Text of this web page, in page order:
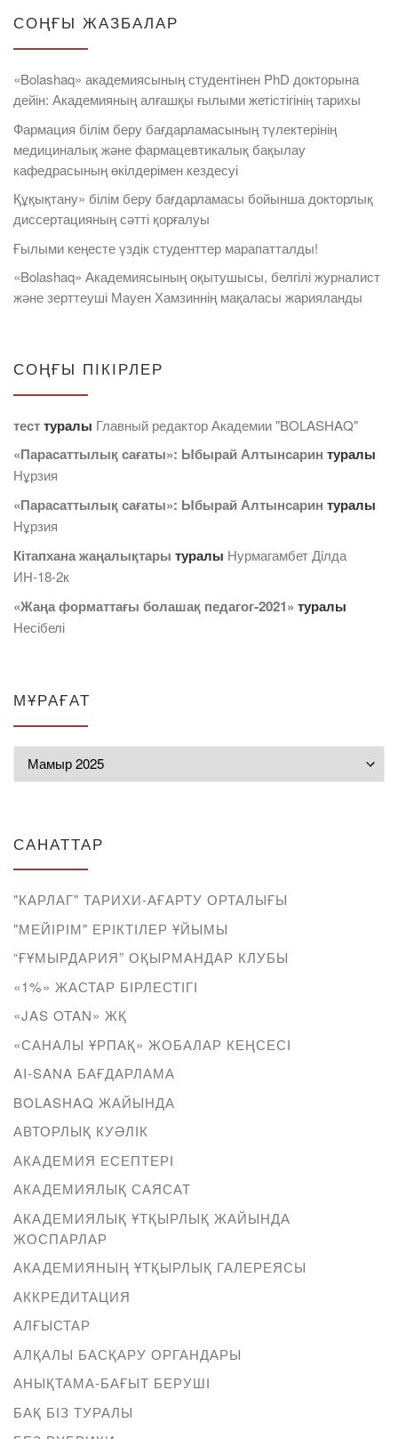
СОҢҒЫ ЖАЗБАЛАР
«Bolashaq» академиясының студентінен PhD докторына
дейін: Академияның алғашқы ғылыми жетістігінің тарихы
Фармация білім беру бағдарламасының түлектерінің
медициналық және фармацевтикалық бақылау
кафедрасының өкілдерімен кездесуі
Құқықтану» білім беру бағдарламасы бойынша докторлық
диссертацияның сәтті қорғалуы
Ғылыми кеңесте үздік студенттер марапатталды!
«Bolashaq» Академиясының оқытушысы, белгілі журналист
және зерттеуші Мауен Хамзиннің мақаласы жарияланды
СОҢҒЫ ПІКІРЛЕР
тесттуралы Главный редактор Академии "BOLASHAQ"
«Парасаттылық сағаты»: Ыбырай Алтынсарин туралы
Нұрзия
«Парасаттылық сағаты»: Ыбырай Алтынсарин туралы
Нұрзия
Кітапхана жаңалықтары туралы Нурмагамбет Дiлда
ИН-18-2к
«Жаңа форматтағы болашақ педагог-2021» туралы
Несібелі
МҰРАҒАТ
САНАТТАР
"КАРЛАГ" ТАРИХИ-АҒАРТУ ОРТАЛЫҒЫ
"МЕЙІРІМ" ЕРІКТІЛЕР ҰЙЫМЫ
“ҒҰМЫРДАРИЯ” ОҚЫРМАНДАР КЛУБЫ
«1%» ЖАСТАР БІРЛЕСТІГІ
«JAS OTAN» ЖҚ
«САНАЛЫ ҰРПАҚ» ЖОБАЛАР КЕҢСЕСІ
AI-SANA БАҒДАРЛАМА
BOLASHAQ ЖАЙЫНДА
АВТОРЛЫҚ КУӘЛІК
АКАДЕМИЯ ЕСЕПТЕРІ
АКАДЕМИЯЛЫҚ САЯСАТ
АКАДЕМИЯЛЫҚ ҰТҚЫРЛЫҚ ЖАЙЫНДА
ЖОСПАРЛАР
АКАДЕМИЯНЫҢ ҰТҚЫРЛЫҚ ГАЛЕРЕЯСЫ
АККРЕДИТАЦИЯ
АЛҒЫСТАР
АЛҚАЛЫ БАСҚАРУ ОРГАНДАРЫ
АНЫҚТАМА-БАҒЫТ БЕРУШІ
БАҚ БІЗ ТУРАЛЫ